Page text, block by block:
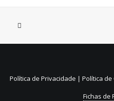
31 de Julho, 2026
Reembolso de
bebidas não
Política de Privacidade | Política de
Fichas de